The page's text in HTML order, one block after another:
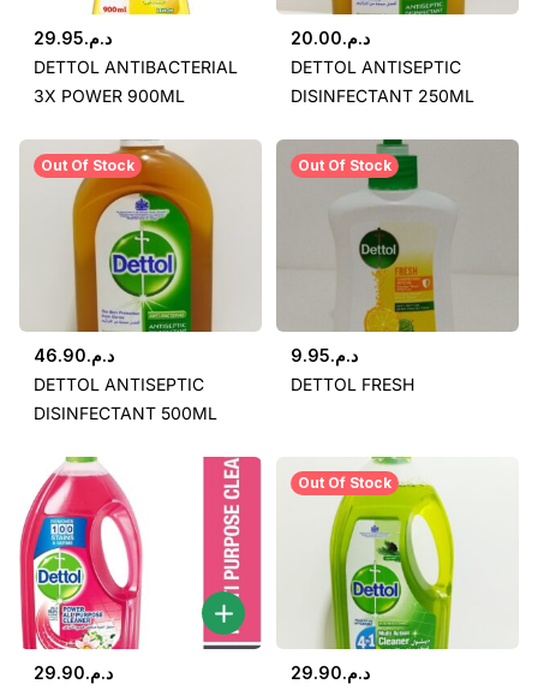
د.م.29.95
DETTOL ANTIBACTERIAL
3X POWER 900ML
د.م.20.00
DETTOL ANTISEPTIC
DISINFECTANT 250ML
Out Of Stock
د.م.46.90
DETTOL ANTISEPTIC
DISINFECTANT 500ML
Out Of Stock
د.م.9.95
DETTOL FRESH
د.م.29.90
Out Of Stock
د.م.29.90